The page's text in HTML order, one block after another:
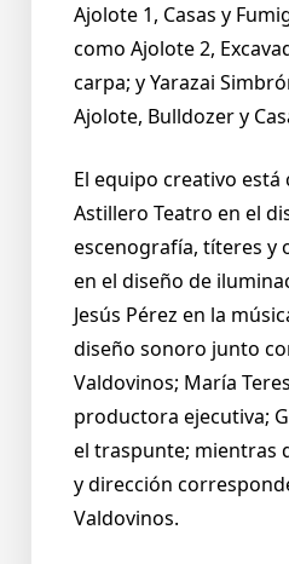
Ajolote 1, Casas y
como Ajolote 2,
carpa; y Yarazai
Ajolote, Bulldozer y
El equipo creativo
Astillero Teatro en el
escenografía, títeres y
en el diseño de
Jesús Pérez en la
diseño sonoro junto
Valdovinos; María
productora ejecutiva;
el traspunte; mientras
y dirección
Valdovinos.